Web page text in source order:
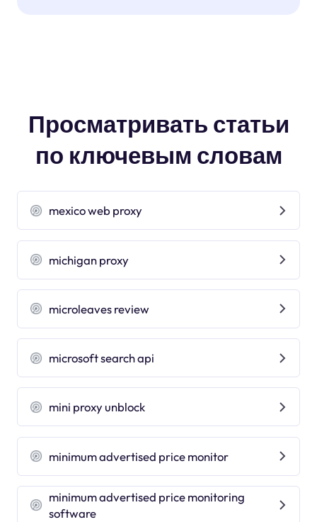
Просматривать статьи
по ключевым словам
mexico web proxy
michigan proxy
microleaves review
microsoft search api
mini proxy unblock
minimum advertised price monitor
minimum advertised price monitoring
software